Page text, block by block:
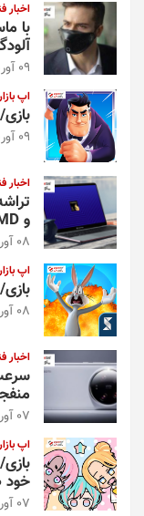
اخبار
با
09 آوریل 2024
اپ
بازی/ Agent Dash؛ سکه‌ها را جمع کنید
09 آوریل 2024
اخبار
و AMD را شکست داد
08 آوریل 2024
اپ
بازی/ Looney Tunes؛ شهری بزرگ بسازید
08 آوریل 2024
اخبار
07 آوریل 2024
اپ
خود
07 آوریل 2024